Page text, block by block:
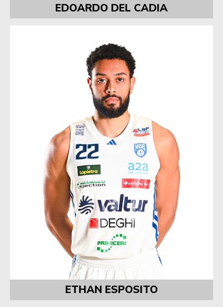
EDOARDO DEL CADIA
ETHAN ESPOSITO